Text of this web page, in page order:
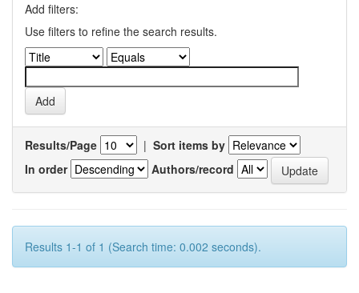
Add filters:
Use filters to refine the search results.
Results/Page | Sort items by
In order
Authors/record
Results 1-1 of 1 (Search time: 0.002 seconds).